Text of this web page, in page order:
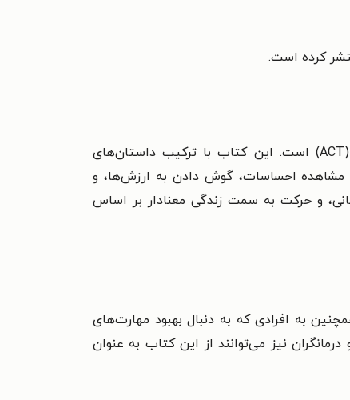
کرده است.
کتاب زندگی با اکت یک راهنمای عملی برای زندگی آگاهانه و شجاعانه بر اساس اصول روانشناسی ذهن‌آگاهی (ACT) است. این کتاب با ترکیب داستان‌های
مشاهده احساسات، گوش دادن به ارزش‌ها، و
و حرکت به سمت زندگی معنادار بر اساس
به افرادی که به دنبال بهبود مهارت‌های
نیز می‌توانند از این کتاب به عنوان